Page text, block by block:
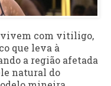
vivem com vitiligo,
que leva à
a região afetada
natural do